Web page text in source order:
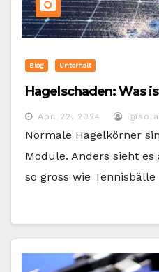
Blog Unterhalt
Hagelschaden: Was
Apr. 22, 2024
Normale Hagelkörner
Module. Anders sieht
so gross wie